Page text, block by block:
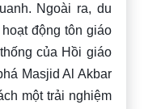
Ngoài ra, du
động tôn giáo
của Hồi giáo
Masjid Al Akbar
một trải nghiệm